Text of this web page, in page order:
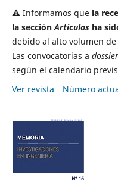
⚠️ Informamos que la
la secciónArtículosha
debido al alto volumen
Las convocatorias a
según el calendario
Ver revista
Número